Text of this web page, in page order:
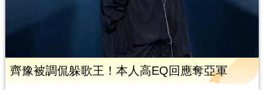
齊豫被調侃躲歌王！本人高EQ回應奪亞軍